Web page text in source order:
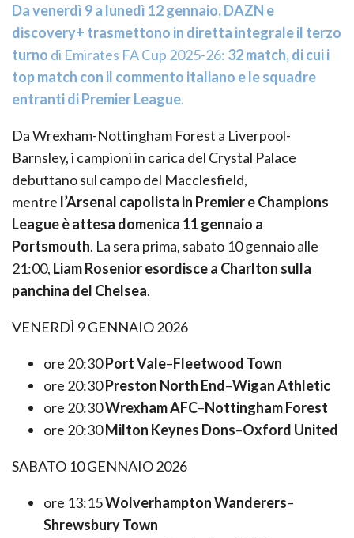
Da venerdì 9 a lunedì 12 gennaio, DAZN e
discovery+ trasmettono in diretta integrale il terzo
turno di Emirates FA Cup 2025-26: 32 match, di cui i
top match con il commento italiano e le squadre
entranti di Premier League.
Da Wrexham-Nottingham Forest a Liverpool-
Barnsley, i campioni in carica del Crystal Palace
debuttano sul campo del Macclesfield,
mentre l’Arsenal capolista in Premier e Champions
League è attesa domenica 11 gennaio a
Portsmouth. La sera prima, sabato 10 gennaio alle
21:00, Liam Rosenior esordisce a Charlton sulla
panchina del Chelsea.
VENERDÌ 9 GENNAIO 2026
ore 20:30Port Vale–Fleetwood Town
ore 20:30Preston North End–Wigan Athletic
ore 20:30Wrexham AFC–Nottingham Forest
ore 20:30Milton Keynes Dons–Oxford United
SABATO 10 GENNAIO 2026
ore 13:15Wolverhampton Wanderers–
Shrewsbury Town